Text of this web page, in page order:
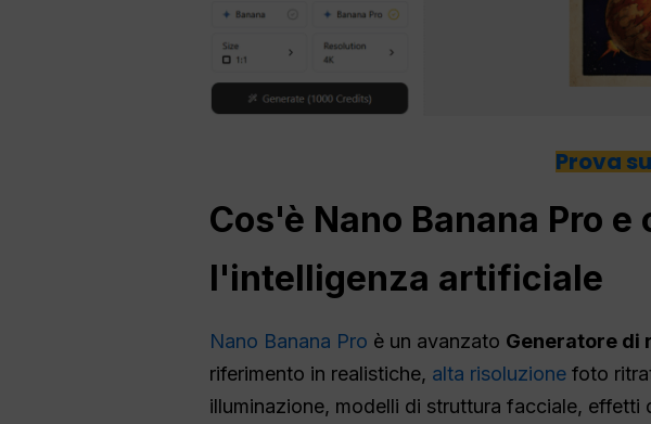
Prova
Cos'è Nano Banana Pro
l'intelligenza artificiale
Nano Banana Pro è un avanzato Generatore di
riferimento in realistiche, alta risoluzione foto
illuminazione, modelli di struttura facciale,